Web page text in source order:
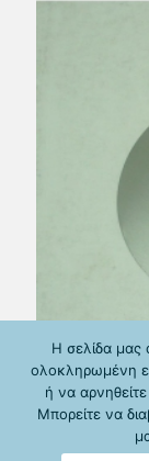
Η σελίδα μας
ολοκληρωμένη
ή να
Μπορείτε να